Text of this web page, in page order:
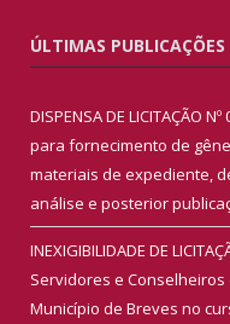
ÚLTIMAS PUBLICAÇÕES
DISPENSA DE LICITAÇÃO
para fornecimento de
materiais de expediente,
análise e posterior
INEXIGIBILIDADE DE
Servidores e
Município de Breves no